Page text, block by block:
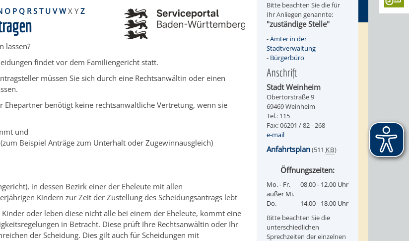
O P Q R S T U V W X Y Z
lassen?
findet vor dem Familiengericht statt.
müssen Sie sich durch eine Rechtsanwältin oder einen
Ehepartner benötigt keine rechtsanwaltliche Vertretung, wenn sie
und
(zum Beispiel Anträge zum Unterhalt oder Zugewinnausgleich)
in dessen Bezirk einer der Eheleute mit allen
Kindern zur Zeit der Zustellung des Scheidungsantrags lebt
Kinder oder leben diese nicht alle bei einem der Eheleute, kommt eine
in Betracht. Diese prüft Ihre Rechtsanwältin oder Ihr
der Scheidung. Dies gilt auch für Scheidungen mit
Bitte beachten Sie die für
Ihr Anliegen genannte:
"zuständige Stelle"
-Ämter in der
Stadtverwaltung
- Bürgerbüro
Anschrift
Stadt Weinheim
Obertorstraße 9
69469 Weinheim
Tel.: 115
Fax: 06201 / 82 - 268
e-mail
Anfahrtsplan(511 KB)
Öffnungszeiten:
Mo. - Fr.
außer Mi.
08.00 - 12.00 Uhr
Do.
14.00 - 18.00 Uhr
Bitte beachten Sie die
unterschiedlichen
Sprechzeiten der einzelnen